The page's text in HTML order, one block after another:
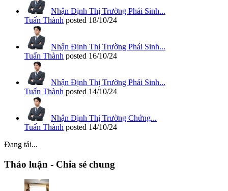
Nhận Định Thị Trường Phái Sinh...
Tuấn Thành posted 18/10/24
Nhận Định Thị Trường Phái Sinh...
Tuấn Thành posted 16/10/24
Nhận Định Thị Trường Phái Sinh...
Tuấn Thành posted 14/10/24
Nhận Định Thị Trường Chứng...
Tuấn Thành posted 14/10/24
Đang tải...
Thảo luận - Chia sẻ chung